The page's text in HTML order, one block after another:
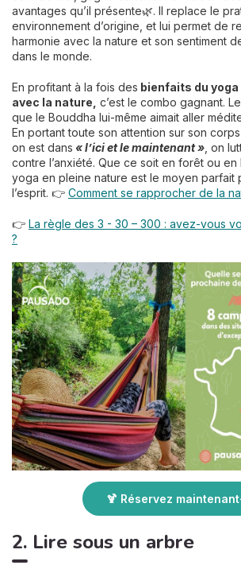
avantages qu’il présente🌿. Il replace le
environnement d’origine, et lui permet de
harmonie avec la nature et son sentiment
dans le monde.
En profitant à la fois des bienfaits du
avec la nature, c’est le combo gagnant.
que le Bouddha lui-même aimait aller
En portant toute son attention sur son
on est dans « l’ici et le maintenant » , on
contre l’anxiété. Que ce soit en forêt ou
yoga en pleine nature est le moyen parfait
l’esprit. 👉 Comment se rapprocher de la
👉 La règle des 3 - 30 – 300 : avez-vous
?
🍹 Réservez maintenant
2. Lire sous un arbre